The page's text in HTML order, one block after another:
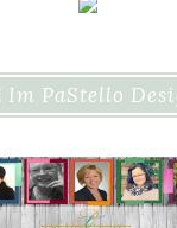
PaStello